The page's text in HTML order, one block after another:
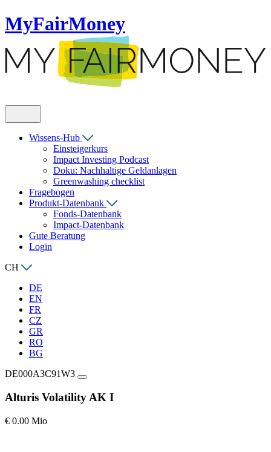
MyFairMoney
Wissens-Hub
Einsteigerkurs
Impact Investing Podcast
Doku: Nachhaltige Geldanlagen
Greenwashing checklist
Fragebogen
Produkt-Datenbank
Fonds-Datenbank
Impact-Datenbank
Gute Beratung
Login
CH
DE
EN
FR
CZ
GR
RO
BG
DE000A3C91W3
Alturis Volatility AK I
€ 0.00 Mio